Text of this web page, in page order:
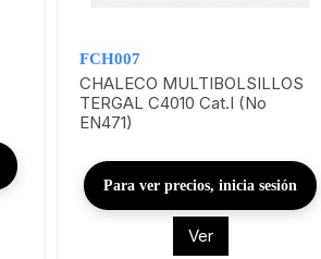
FCH007
CHALECO MULTIBOLSILLOS
TERGAL C4010 Cat.I (No
EN471)
Para ver precios, inicia sesión
Ver